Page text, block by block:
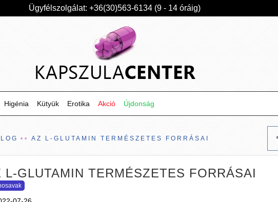
Ügyfélszolgálat: +36(30)563-6134 (9 - 14 óráig)
Higénia Kütyük Erotika Akció Újdonság
AZ L-GLUTAMIN TERMÉSZETES FORRÁSAI
L-GLUTAMIN TERMÉSZETES FORRÁSAI